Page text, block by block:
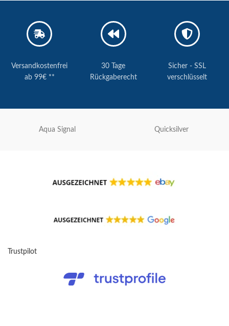
Versandkostenfrei
ab 99€ **
30 Tage
Rückgaberecht
Sicher - SSL
verschlüsselt
Aqua Signal Quicksilver
Trustpilot